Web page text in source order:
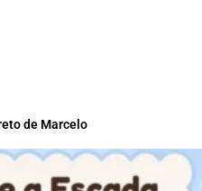
de Marcelo